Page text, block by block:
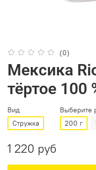
(0)
Мексика
тёртое 100
Вид
Стружка
Выберите
200 г
1 220 руб